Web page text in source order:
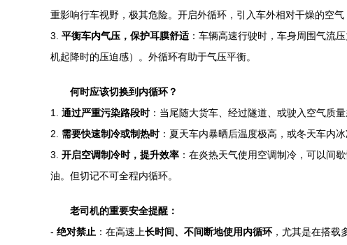
重影响行车视野，极其危险。开启外循环，引入车外相对干燥的空
3. 平衡车内气压，保护耳膜舒适 ：车辆高速行驶时，车身周围气流
机起降时的压迫感）。外循环有助于气压平衡。
何时应该切换到内循环？
1. 通过严重污染路段时：当尾随大货车、经过隧道、或驶入空气质
2. 需要快速制冷或制热时：夏天车内暴晒后温度极高，或冬天车内
3. 开启空调制冷时，提升效率 ：在炎热天气使用空调制冷，可以间
油。但切记不可全程内循环。
老司机的重要安全提醒：
- 绝对禁止 ：在高速上长时间、不间断地使用内循环，尤其是在搭载